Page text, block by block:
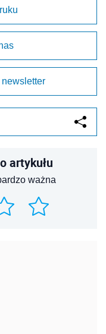
artykułu
ważna